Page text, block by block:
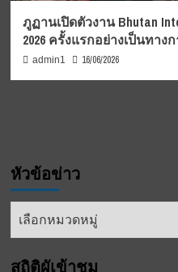
ภูฏานเปิดตัวงาน Bhutan
2026 ครั้งแรกอย่างเป็นทาง
admin1 16/06/2026
หัวข้อข่าว
หัวข้อ
สถิติผูัเข้าชม